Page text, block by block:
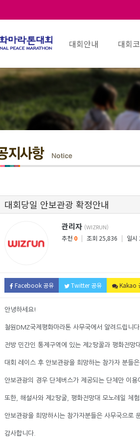
대회안내 대회
대회당일 안보관광 확정안내
관리자 (WIZRUN)
추천 0 | 조회 25,836 | 일
Facebook 공유 Twitter 공유 Kakao
안녕하세요!
철원DMZ국제평화마라톤 사무국에서 알려드립니다.
전방 민간인 통제구역에 있는 제2땅꿀과 평화전망
대회 레이스 후 안보관광을 희망하는 참가자 분들
안보관광의 경우 단체버스가 제공되는 단체만 이용
또한, 해설사와 제2땅굴, 평화전망대 모노레일 체
안보관광을 희망하시는 참가자분들은 사무국으로
감사합니다.